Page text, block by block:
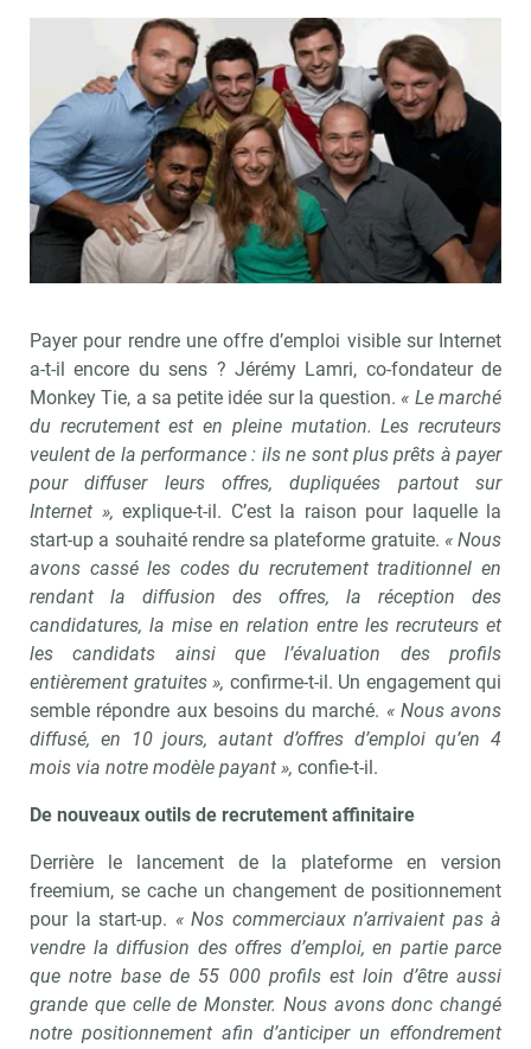
Payer pour rendre une offre d’emploi visible sur Internet
a-t-il encore du sens ? Jérémy Lamri, co-fondateur de
Monkey Tie, a sa petite idée sur la question. « Le marché
du recrutement est en pleine mutation. Les recruteurs
veulent de la performance : ils ne sont plus prêts à payer
pour diffuser leurs offres, dupliquées partout sur
Internet », explique-t-il. C’est la raison pour laquelle la
start-up a souhaité rendre sa plateforme gratuite. « Nous
avons cassé les codes du recrutement traditionnel en
rendant la diffusion des offres, la réception des
candidatures, la mise en relation entre les recruteurs et
les candidats ainsi que l’évaluation des profils
entièrement gratuites », confirme-t-il. Un engagement qui
semble répondre aux besoins du marché. « Nous avons
diffusé, en 10 jours, autant d’offres d’emploi qu’en 4
mois via notre modèle payant », confie-t-il.
De nouveaux outils de recrutement affinitaire
Derrière le lancement de la plateforme en version
freemium, se cache un changement de positionnement
pour la start-up. « Nos commerciaux n’arrivaient pas à
vendre la diffusion des offres d’emploi, en partie parce
que notre base de 55 000 profils est loin d’être aussi
grande que celle de Monster. Nous avons donc changé
notre positionnement afin d’anticiper un effondrement